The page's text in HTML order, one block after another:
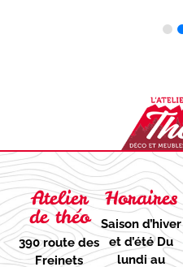
Atelier
de théo
390 route des
Freinets
Horaires
Saison d’hiver
et d’étéDu
lundi au